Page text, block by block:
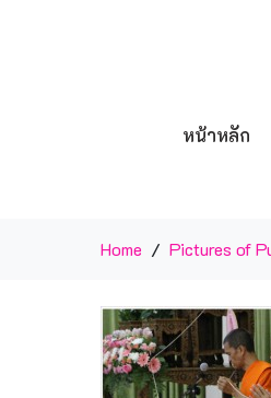
หน้าหลัก
Home Pictures of